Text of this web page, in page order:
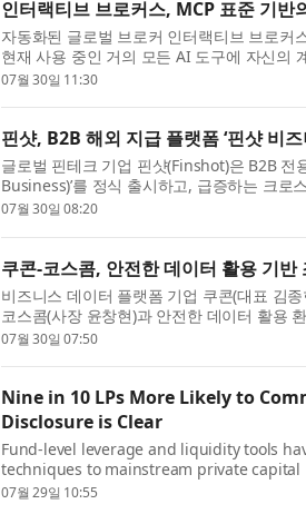
인터랙티브 브로커스, MCP 표준 기반
자동화된 글로벌 브로커 인터랙티브 브로
현재 사용 중인 거의 모든 AI 도구에 자신의
는 ChatGPT, Claude 및 Grok의 인증 마켓
07월 30일 11:30
핀샷, B2B 해외 지급 플랫폼 ‘핀샷 비
글로벌 핀테크 기업 핀샷(Finshot)은 B2B 전
Business)’를 정식 출시하고, 급증하는 크
혔다. 그동안 여러 국가의 공급업체나 파트
07월 30일 08:20
쿠콘-코스콤, 안전한 데이터 활용 기반
비즈니스 데이터 플랫폼 기업 쿠콘(대표 김
코스콤(사장 윤창현)과 안전한 데이터 활용
했다고 30일 밝혔다. 지난 29일 쿠콘 본사에
07월 30일 07:50
Nine in 10 LPs More Likely to
Disclosure is Clear
Fund-level leverage and liquidity tools
techniques to mainstream private
from CSC , the leading provider of
07월 29일 10:55